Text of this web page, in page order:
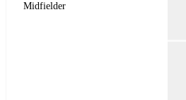
Midfielder